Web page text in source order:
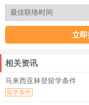
相关资讯
马来西亚林登留学条件
留学条件